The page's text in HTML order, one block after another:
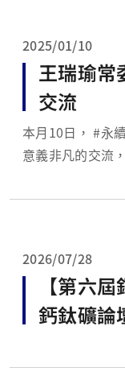
2025/01/10
王瑞瑜常
交流
本月10日， #永
意義非凡的交流
續發展，會中雙
2026/07/28
【第六
鈣鈦礦論